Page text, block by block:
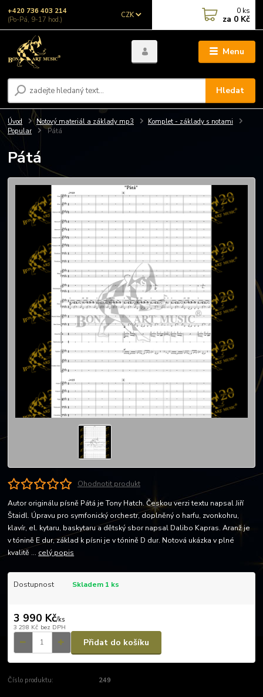
Menu
CZK
Hledat
+420 736 403 214
(Po-Pá, 9-17 hod.)
0 ks
za 0 Kč
Úvod Notový materiál a základy mp3
Komplet - základy s notami
Popular
Pátá
Pátá
Ohodnotit produkt
Autor originálu písně Pátá je Tony Hatch. Českou verzi textu napsal Jiří
Štaidl. Úpravu pro symfonický orchestr, doplněný o harfu, zvonkohru,
klavír, el. kytaru, baskytaru a dětský sbor napsal Dalibo Kapras. Aranž je
v tónině E dur, základ k písni je v tónině D dur. Notová ukázka v plné
kvalitě ... celý popis
Dostupnost Skladem 1 ks
3 990 Kč/ks
3 298 Kč bez DPH
Přidat do košíku
Číslo produktu: 249